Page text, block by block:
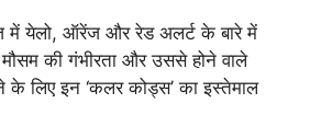
में येलो, ऑरेंज और रेड अलर्ट के बारे में
की गंभीरता और उससे होने वाले
के लिए इन ‘कलर कोड्स’ का इस्तेमाल